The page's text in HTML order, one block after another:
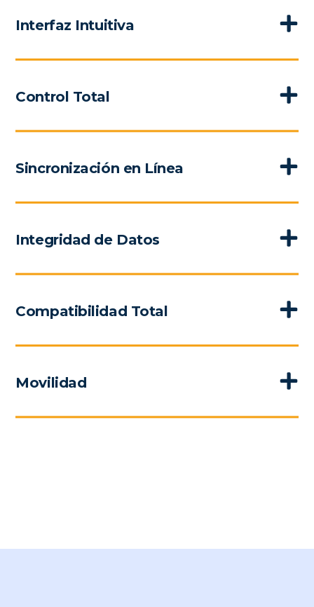
Interfaz Intuitiva
Control Total
Sincronización en Línea
Integridad de Datos
Compatibilidad Total
Movilidad